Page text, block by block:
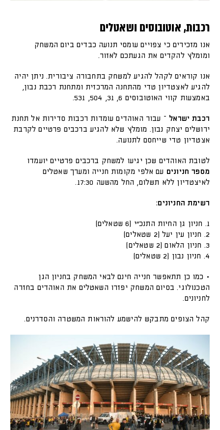
רכבות, אוטובוסים ושאטלים
אנו מזכירים כי צפויים עומסי תנועה כבדים ביום המשחק
ומומלץ להקדים את הגעתכם לאזור.
אנו קוראים לקהל להגיע למשחק בתחבורה ציבורית. ניתן יהיה
להגיע לאצטדיון טדי מהתחנה המרכזית ומתחנת רכבת נבון,
באמצעות קווי האוטובוסים 6, 31, 504, 531.
רכבת ישראל – עבור האוהדים עומדות רכבות סדירות אל תחנת
ירושלים יצחק נבון. מומלץ שלא להגיע ברכבים פרטיים לקרבת
אצטדיון טדי שייחסם לתנועה.
לטובת האוהדים שכן יגיעו למשחק ברכבים פרטיים יועמדו
מספר חניונים עם אלפי מקומות חנייה ומערך שאטלים
לאיצטדיון ללא תשלום, החל מהשעה 17:30.
רשימת החניונים:
1. חניון גן החיות התנכ"י (6 שטאלים)
2. חניון עין יעל (2 שטאלים)
3. חניון הלאום (2 שטאלים)
4. חניון נבון (2 שטאלים)
• כמו כן תתאפשר חנייה חינם לבאי המשחק בחניון הגן
הטכנולוגי. בסיום המשחק יפזרו השאטלים את האוהדים בחזרה
לחניונים.
קהל הצופים מתבקש להישמע להוראות המשטרה והסדרנים.